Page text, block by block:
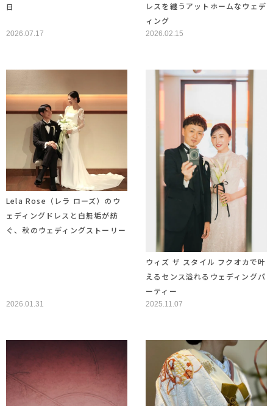
日
2026.07.17
レスを纏うアットホームなウェデ
ィング
2026.02.15
Lela Rose（レラ ローズ）のウ
ェディングドレスと白無垢が紡
ぐ、秋のウェディングストーリー
2026.01.31
ウィズ ザ スタイル フクオカで叶
えるセンス溢れるウェディングパ
ーティー
2025.11.07